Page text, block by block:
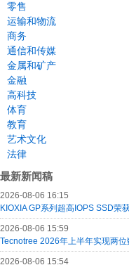
零售
运输和物流
商务
通信和传媒
金属和矿产
金融
高科技
体育
教育
艺术文化
法律
最新新闻稿
2026-08-06 16:15
KIOXIA GP系列超高IOPS SSD荣
2026-08-06 15:59
Tecnotree 2026年上半年实现两
2026-08-06 15:54